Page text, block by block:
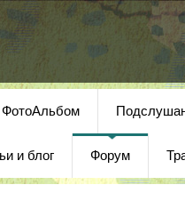
ФотоАльбом
и блог Форум